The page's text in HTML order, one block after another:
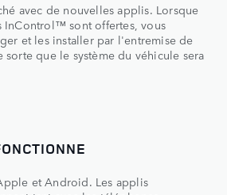
avec de nouvelles applis. Lorsque
InControl™ sont offertes, vous
et les installer par l'entremise de
que le système du véhicule sera
et Android. Les applis